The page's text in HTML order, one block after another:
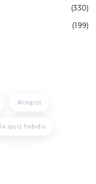
(330)
(199)
impot
le quiz hebdo